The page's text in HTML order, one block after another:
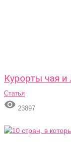
Курорты чая
Статья
 23897